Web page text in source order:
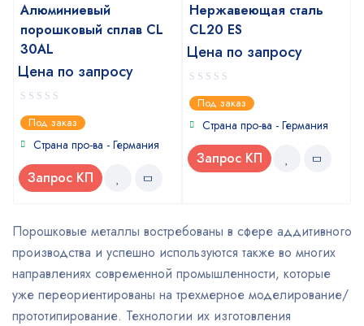
Алюминиевый
порошковый сплав CL
30AL
Цена по запросу
0
out
of
Под заказ
Страна про-ва - Германия
Запрос КП
Нержавеющая сталь
CL20 ES
Цена по запросу
0
out
of
Под заказ
Страна про-ва - Германия
Запрос КП
Порошковые металлы востребованы в сфере аддитивного
производства и успешно используются также во многих
направлениях современной промышленности, которые
уже переориентированы на трехмерное моделирование/
прототипирование. Технологии их изготовления